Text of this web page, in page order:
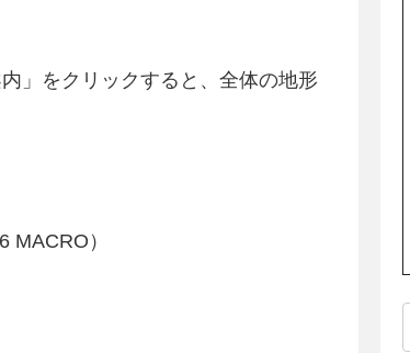
」をクリックすると、全体の地形
MACRO）